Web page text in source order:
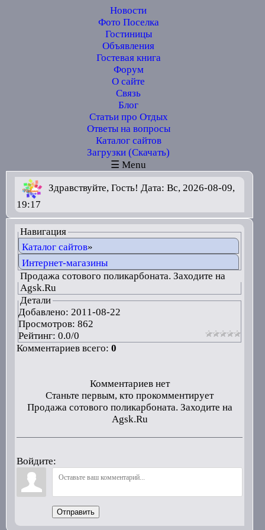
Новости
Фото Поселка
Гостиницы
Объявления
Гостевая книга
Форум
О сайте
Связь
Блог
Статьи про Отдых
Ответы на вопросы
Каталог сайтов
Загрузки (Скачать)
☰ Menu
Здравствуйте, Гость! Дата: Вс, 2026-08-09,
19:17
Навигация
Каталог сайтов»
Интернет-магазины
Продажа сотового поликарбоната. Заходите на
Agsk.Ru
Детали
Добавлено: 2011-08-22
Просмотров: 862
Рейтинг: 0.0/0
Комментариев всего: 0
Комментариев нет
Станьте первым, кто прокомментирует
Продажа сотового поликарбоната. Заходите на
Agsk.Ru
Войдите:
Отправить